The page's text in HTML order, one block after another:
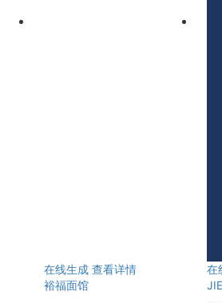
在线生成 查看详情
裕福面馆
在